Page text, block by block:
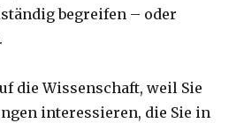
begreifen – oder
die Wissenschaft, weil Sie
interessieren, die Sie in